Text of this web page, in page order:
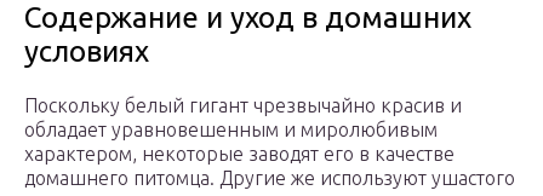
Содержание и уход в домашних
условиях
Поскольку белый гигант чрезвычайно красив и
обладает уравновешенным и миролюбивым
характером, некоторые заводят его в качестве
домашнего питомца. Другие же используют ушастого